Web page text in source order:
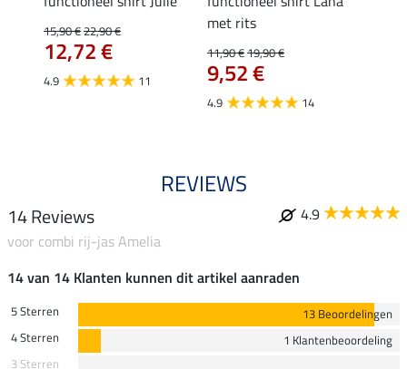
15,90 €22,90 €
12,72 €
4.9 11
met rits
11,90 €19,90 €
9,52 €
4.9 14
REVIEWS
14 Reviews
4.9
voor combi rij-jas Amelia
14 van 14 Klanten kunnen dit artikel aanraden
5 Sterren
13 Beoordelingen
4 Sterren
1 Klantenbeoordeling
3 Sterren